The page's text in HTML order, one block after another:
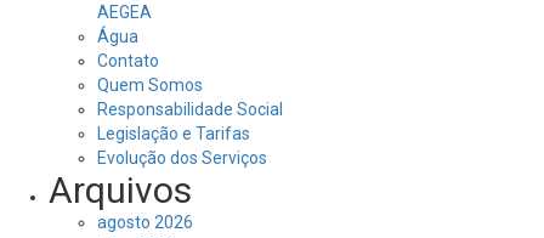
AEGEA
Água
Contato
Quem Somos
Responsabilidade Social
Legislação e Tarifas
Evolução dos Serviços
Arquivos
agosto 2026